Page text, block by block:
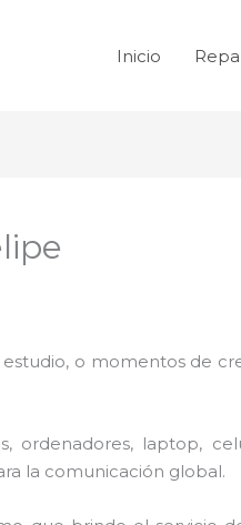
Inicio
o momentos de
laptop,
la comunicación global.